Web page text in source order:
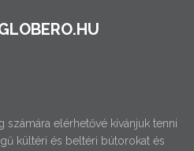
elérhetővé kívánjuk tenni
kültéri és beltéri bútorokat és